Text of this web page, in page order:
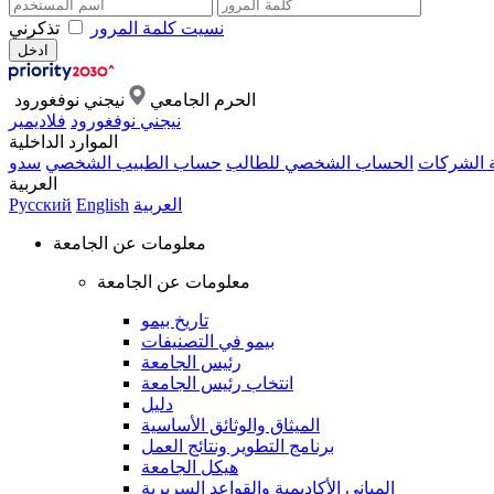
نسيت كلمة المرور تذكرني
الحرم الجامعي
نيجني نوفغورود
نيجني نوفغورود فلاديمير
الموارد الداخلية
الشركات الحساب الشخصي للطالب حساب الطبيب الشخصي سدو
العربية
Русский English العربية
معلومات عن الجامعة
معلومات عن الجامعة
تاريخ بيمو
بيمو في التصنيفات
رئيس الجامعة
انتخاب رئيس الجامعة
دليل
الميثاق والوثائق الأساسية
برنامج التطوير ونتائج العمل
هيكل الجامعة
المباني الأكاديمية والقواعد السريرية